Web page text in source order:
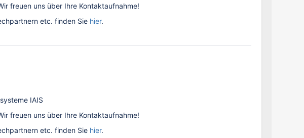
freuen uns über Ihre Kontaktaufnahme!
etc. finden Sie hier.
IAIS
freuen uns über Ihre Kontaktaufnahme!
etc. finden Sie hier.